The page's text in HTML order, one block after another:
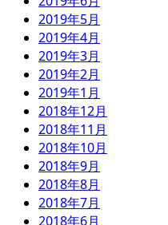
2019年5月
2019年4月
2019年3月
2019年2月
2019年1月
2018年12月
2018年11月
2018年10月
2018年9月
2018年8月
2018年7月
2018年6月